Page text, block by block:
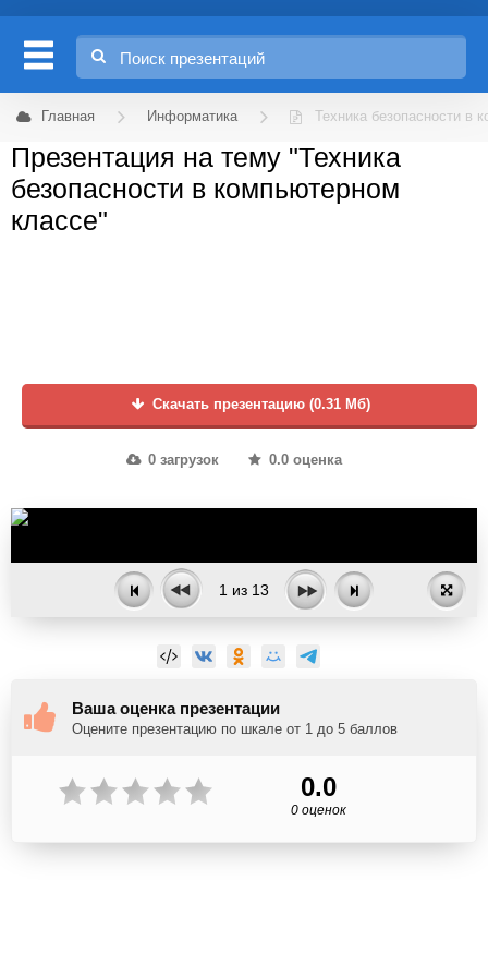
Главная Информатика Техника безопасности в
Презентация на тему "Техника
безопасности в компьютерном
классе"
Скачать презентацию (0.31 Мб)
0 загрузок 0.0 оценка
1 из 13
Ваша оценка презентации
Оцените презентацию по шкале от 1 до 5 баллов
0.0
0 оценок